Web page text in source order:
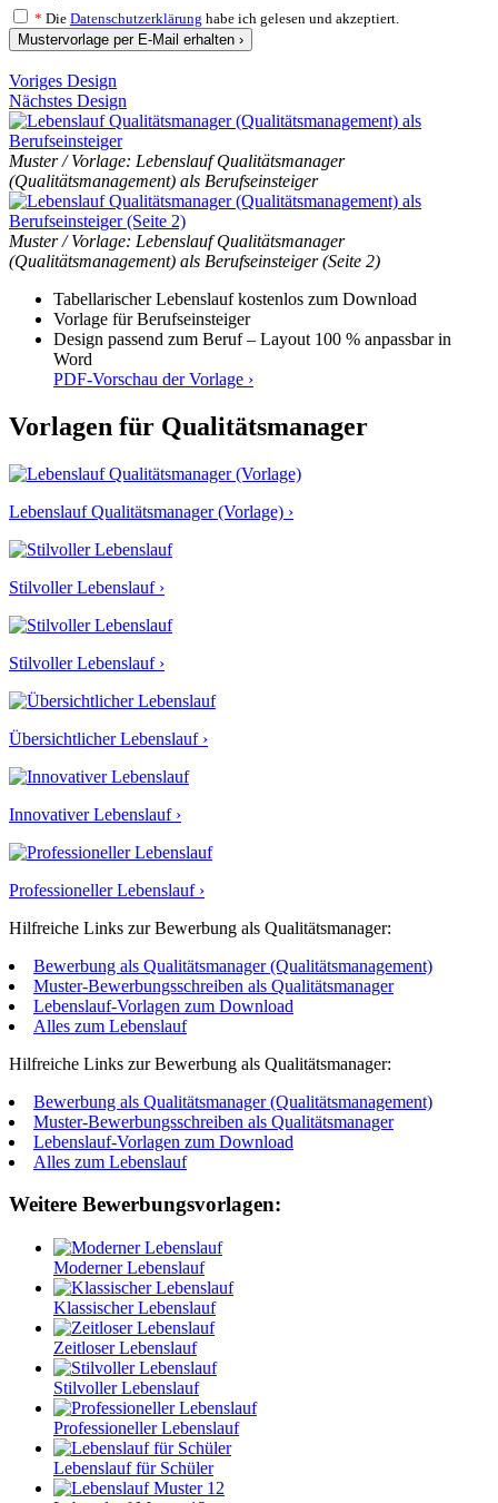
* Die Datenschutzerklärung habe ich gelesen und akzeptiert.
Mustervorlage per E-Mail erhalten ›
Voriges Design
Nächstes Design
Muster / Vorlage: Lebenslauf Qualitätsmanager
(Qualitätsmanagement) als Berufseinsteiger
Muster / Vorlage: Lebenslauf Qualitätsmanager
(Qualitätsmanagement) als Berufseinsteiger (Seite 2)
Tabellarischer Lebenslauf kostenlos zum Download
Vorlage für Berufseinsteiger
Design passend zum Beruf – Layout 100 % anpassbar in
Word
PDF-Vorschau der Vorlage ›
Vorlagen für Qualitätsmanager
Lebenslauf Qualitätsmanager (Vorlage) ›
Stilvoller Lebenslauf ›
Stilvoller Lebenslauf ›
Übersichtlicher Lebenslauf ›
Innovativer Lebenslauf ›
Professioneller Lebenslauf ›
Hilfreiche Links zur Bewerbung als Qualitätsmanager:
Bewerbung als Qualitätsmanager (Qualitätsmanagement)
Muster-Bewerbungsschreiben als Qualitätsmanager
Lebenslauf-Vorlagen zum Download
Alles zum Lebenslauf
Hilfreiche Links zur Bewerbung als Qualitätsmanager:
Bewerbung als Qualitätsmanager (Qualitätsmanagement)
Muster-Bewerbungsschreiben als Qualitätsmanager
Lebenslauf-Vorlagen zum Download
Alles zum Lebenslauf
Weitere Bewerbungsvorlagen:
Moderner Lebenslauf
Klassischer Lebenslauf
Zeitloser Lebenslauf
Stilvoller Lebenslauf
Professioneller Lebenslauf
Lebenslauf für Schüler